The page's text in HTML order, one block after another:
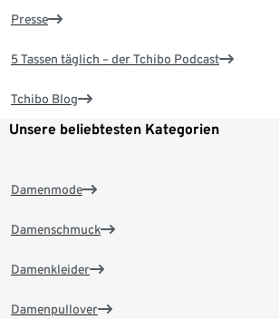
Presse
5 Tassen täglich – der Tchibo Podcast
Tchibo Blog
Unsere beliebtesten Kategorien
Damenmode
Damenschmuck
Damenkleider
Damenpullover